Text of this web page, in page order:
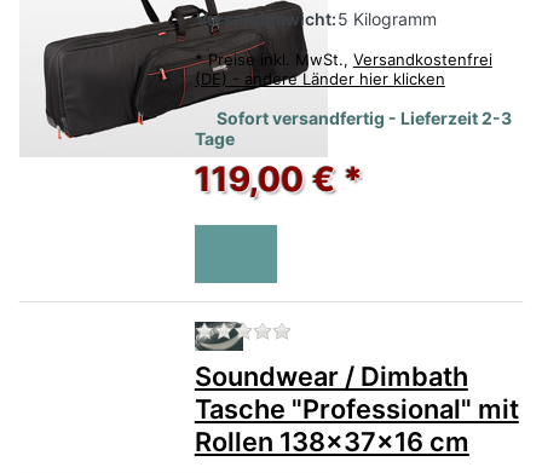
Versandgewicht:5 Kilogramm
* Preise inkl. MwSt., Versandkostenfrei
(DE) - andere Länder hier klicken
Sofort versandfertig - Lieferzeit 2-3
Tage
119,00 € *
Zu diesem Produkt liegen
Soundwear / Dimbath
Tasche "Professional" mit
Rollen 138x37x16 cm